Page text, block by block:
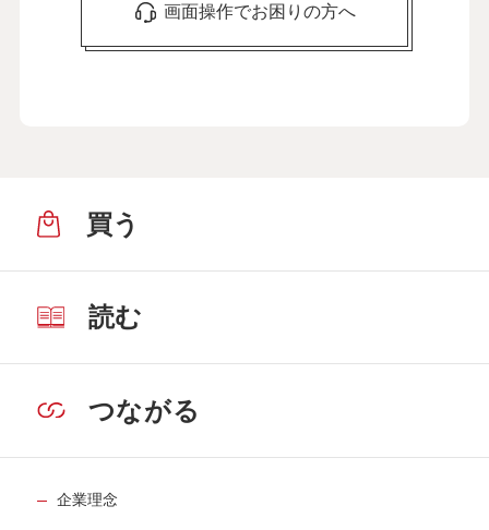
画面操作でお困りの方へ
買う
読む
つながる
企業理念